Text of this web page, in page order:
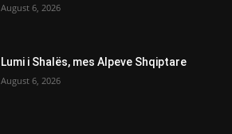
August 6, 2026
Lumi i Shalës, mes Alpeve Shqiptare
August 6, 2026